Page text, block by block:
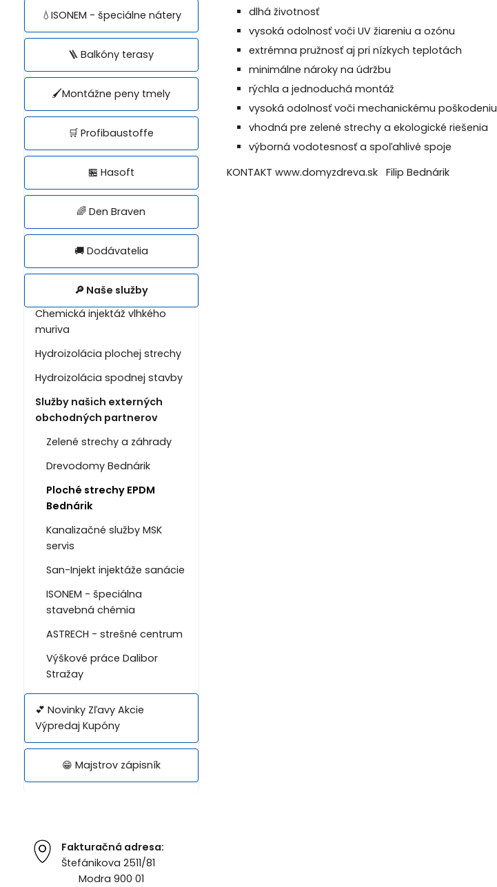
💧ISONEM - špeciálne nátery
🪜 Balkóny terasy
🖌️Montážne peny tmely
🛒 Profibaustoffe
🏪 Hasoft
🌈 Den Braven
🚚 Dodávatelia
🔎 Naše služby
Chemická injektáž vlhkého
muriva
Hydroizolácia plochej strechy
Hydroizolácia spodnej stavby
Služby našich externých
obchodných partnerov
Zelené strechy a záhrady
Drevodomy Bednárik
Ploché strechy EPDM
Bednárik
Kanalizačné služby MSK
servis
San-Injekt injektáže sanácie
ISONEM - špeciálna
stavebná chémia
ASTRECH - strešné centrum
Výškové práce Dalibor
Stražay
💕 Novinky Zľavy Akcie
Výpredaj Kupóny
😁 Majstrov zápisník
Fakturačná adresa:
Štefánikova 2511/81
Modra 900 01
dlhá životnosť
vysoká odolnosť voči UV žiareniu a ozónu
extrémna pružnosť aj pri nízkych teplotách
minimálne nároky na údržbu
rýchla a jednoduchá montáž
vysoká odolnosť voči mechanickému poškodeniu
vhodná pre zelené strechy a ekologické riešenia
výborná vodotesnosť a spoľahlivé spoje
KONTAKT www.domyzdreva.sk Filip Bednárik